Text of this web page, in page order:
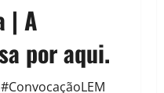
| A
por aqui.